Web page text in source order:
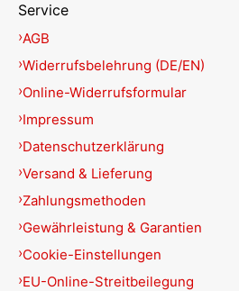
Service
AGB
Widerrufsbelehrung (DE/EN)
Online-Widerrufsformular
Impressum
Datenschutzerklärung
Versand & Lieferung
Zahlungsmethoden
Gewährleistung & Garantien
Cookie-Einstellungen
EU-Online-Streitbeilegung